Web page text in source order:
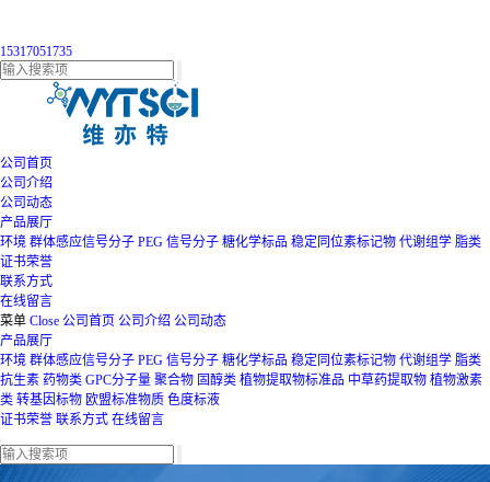
15317051735
公司首页
公司介绍
公司动态
产品展厅
环境 群体感应信号分子 PEG 信号分子 糖化学标品 稳定同位素标记物 代谢组学 脂类
证书荣誉
联系方式
在线留言
菜单 Close 公司首页 公司介绍 公司动态
产品展厅
环境 群体感应信号分子 PEG 信号分子 糖化学标品 稳定同位素标记物 代谢组学 脂类
抗生素 药物类 GPC分子量 聚合物 固醇类 植物提取物标准品 中草药提取物 植物激素
类 转基因标物 欧盟标准物质 色度标液
证书荣誉 联系方式 在线留言